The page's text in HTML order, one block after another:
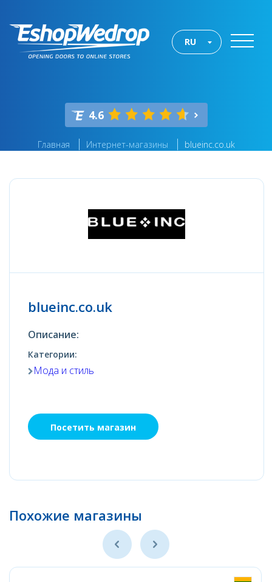
RU
4.6
Главная Интернет-магазины blueinc.co.uk
blueinc.co.uk
Описание:
Категории:
Мода и стиль
Посетить магазин
Похожие магазины